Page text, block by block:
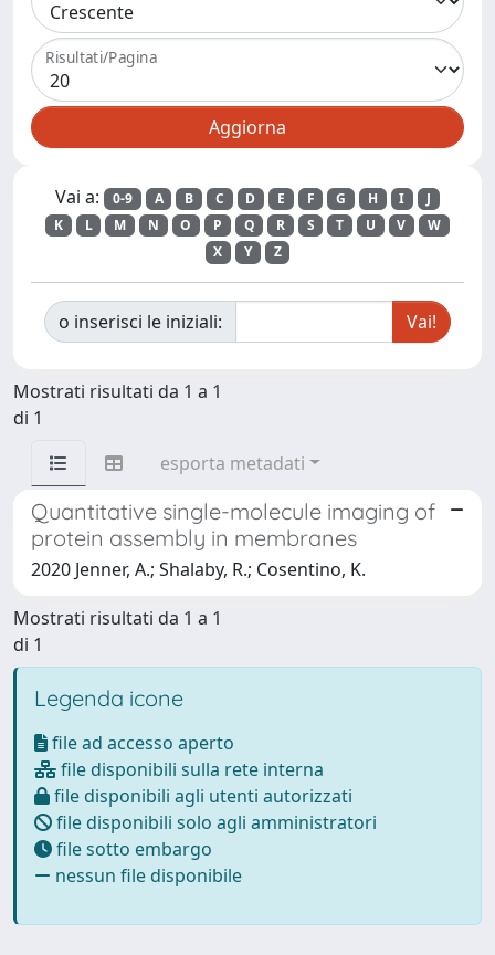
Risultati/Pagina
Vai a: 0-9 A B C D E F G H I
J
K
L M N O P Q R S T U V
W
X
Y Z
o inserisci le iniziali:
Mostrati risultati da 1 a 1
di 1
esporta metadati
Quantitative single-molecule imaging of
protein assembly in membranes
2020 Jenner, A.; Shalaby, R.; Cosentino, K.
Mostrati risultati da 1 a 1
di 1
Legenda icone
file ad accesso aperto
file disponibili sulla rete interna
file disponibili agli utenti autorizzati
file disponibili solo agli amministratori
file sotto embargo
nessun file disponibile